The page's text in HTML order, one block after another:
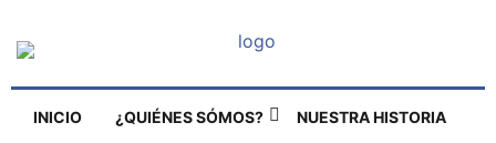
INICIO ¿QUIÉNES SÓMOS? NUESTRA HISTORIA